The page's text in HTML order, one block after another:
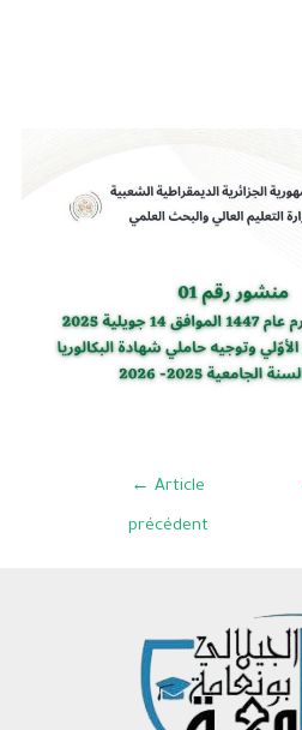
← Article
précédent